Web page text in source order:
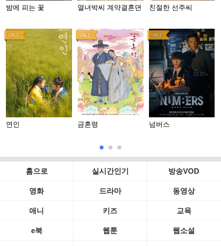
밤에 피는 꽃 열녀박씨 계약결혼뎐 친절한 선주씨
연인 금혼령 넘버스
홈으로 실시간인기 방송VOD
영화 드라마 동영상
애니 키즈 교육
e북 웹툰 웹소설